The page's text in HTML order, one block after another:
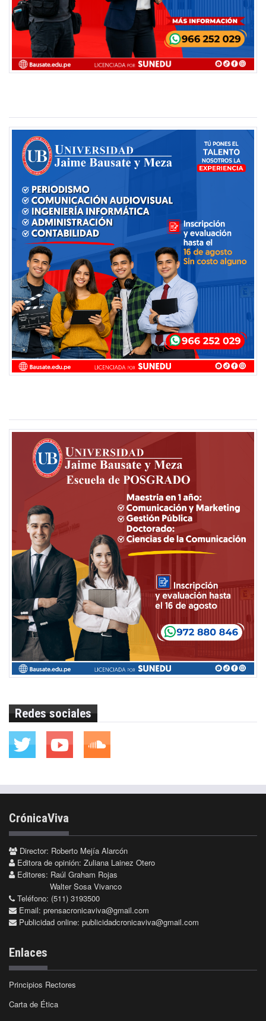
Redes sociales
CrónicaViva
Director: Roberto Mejía Alarcón
Editora de opinión: Zuliana Lainez Otero
Editores: Raúl Graham Rojas
Walter Sosa Vivanco
Teléfono: (511) 3193500
Email: prensacronicaviva@gmail.com
Publicidad online: publicidadcronicaviva@gmail.com
Enlaces
Principios Rectores
Carta de Ética